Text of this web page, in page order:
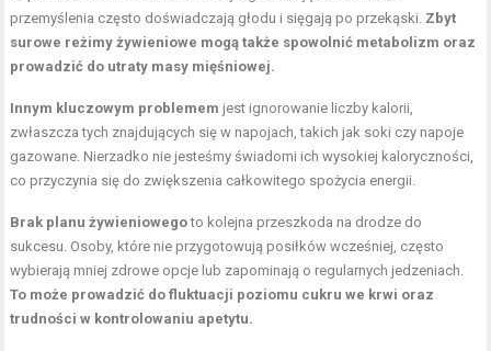
przemyślenia często doświadczają głodu i sięgają po przekąski. Zbyt
surowe reżimy żywieniowe mogą także spowolnić metabolizm oraz
prowadzić do utraty masy mięśniowej.
Innym kluczowym problemem jest ignorowanie liczby kalorii,
zwłaszcza tych znajdujących się w napojach, takich jak soki czy napoje
gazowane. Nierzadko nie jesteśmy świadomi ich wysokiej kaloryczności,
co przyczynia się do zwiększenia całkowitego spożycia energii.
Brak planu żywieniowegoto kolejna przeszkoda na drodze do
sukcesu. Osoby, które nie przygotowują posiłków wcześniej, często
wybierają mniej zdrowe opcje lub zapominają o regularnych jedzeniach.
To może prowadzić do fluktuacji poziomu cukru we krwi oraz
trudności w kontrolowaniu apetytu.